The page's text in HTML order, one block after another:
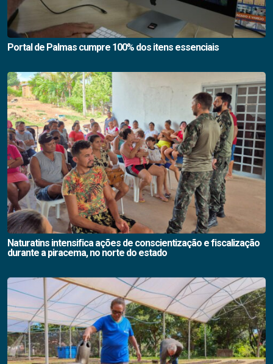
Portal de Palmas cumpre 100% dos itens essenciais
Naturatins intensifica ações de conscientização e fiscalização
durante a piracema, no norte do estado